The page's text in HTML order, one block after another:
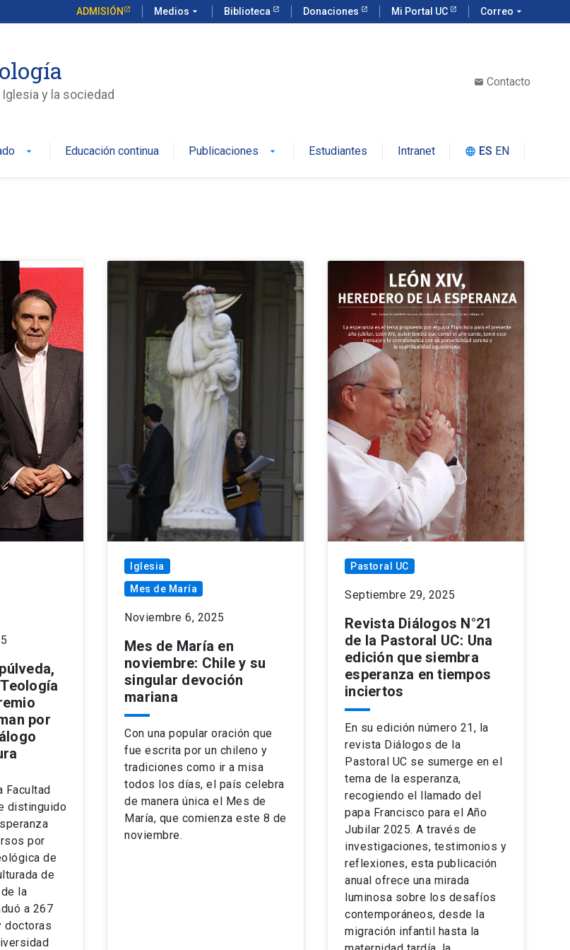
ADMISIÓN Medios arrow_drop_down Biblioteca Donaciones Mi Portal UC Correo arrow_drop_down
y la sociedad
email Contacto
arrow_drop_down Educación continua Publicaciones arrow_drop_down Estudiantes Intranet language ES EN
por
Facultad
distinguido
por
de
de
la
a 267
doctoras
Iglesia
Mes de María
Noviembre 6, 2025
Mes de María en
noviembre: Chile y su
singular devoción
mariana
Con una popular oración que
fue escrita por un chileno y
tradiciones como ir a misa
todos los días, el país celebra
de manera única el Mes de
María, que comienza este 8 de
noviembre.
Pastoral UC
Septiembre 29, 2025
Revista Diálogos N°21
de la Pastoral UC: Una
edición que siembra
esperanza en tiempos
inciertos
En su edición número 21, la
revista Diálogos de la
Pastoral UC se sumerge en el
tema de la esperanza,
recogiendo el llamado del
papa Francisco para el Año
Jubilar 2025. A través de
investigaciones, testimonios y
reflexiones, esta publicación
anual ofrece una mirada
luminosa sobre los desafíos
contemporáneos, desde la
migración infantil hasta la